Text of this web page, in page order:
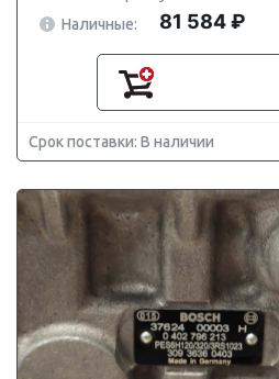
Наличные:
81 584 ₽
Срок поставки: В наличии